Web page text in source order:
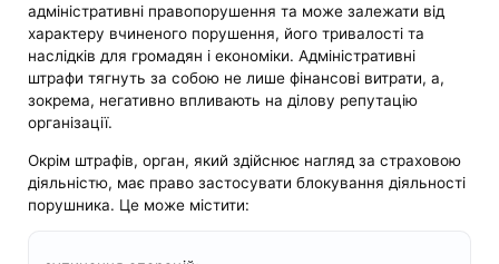
адміністративні правопорушення та може залежати від
характеру вчиненого порушення, його тривалості та
наслідків для громадян і економіки. Адміністративні
штрафи тягнуть за собою не лише фінансові витрати, а,
зокрема, негативно впливають на ділову репутацію
організації.
Окрім штрафів, орган, який здійснює нагляд за страховою
діяльністю, має право застосувати блокування діяльності
порушника. Це може містити: